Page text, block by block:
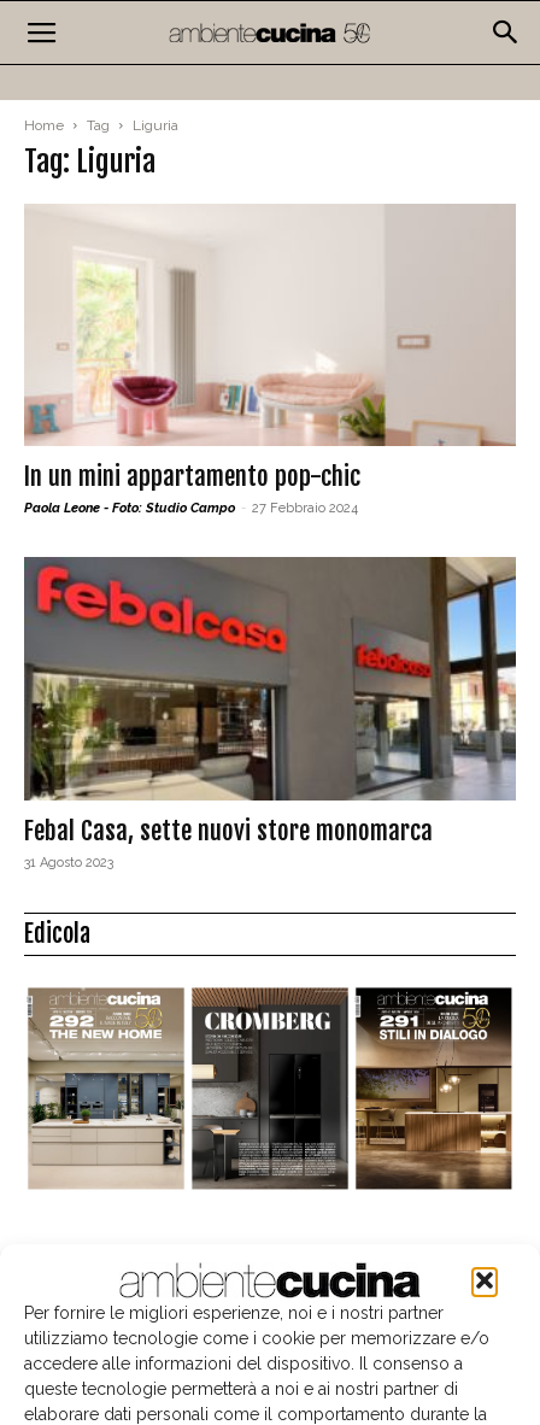
Per fornire le migliori esperienze, noi e i nostri partner
utilizziamo tecnologie come i cookie per memorizzare e/o
accedere alle informazioni del dispositivo. Il consenso a
queste tecnologie permetterà a noi e ai nostri partner di
elaborare dati personali come il comportamento durante la
Home Tag Liguria
Tag: Liguria
In un mini appartamento pop-chic
Paola Leone - Foto: Studio Campo - 27 Febbraio 2024
Febal Casa, sette nuovi store monomarca
31 Agosto 2023
Edicola
La biblioteca dei brand